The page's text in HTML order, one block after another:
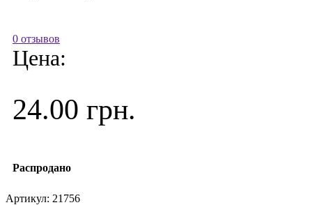
0 отзывов
Цена:
24.00 грн.
Распродано
Артикул: 21756